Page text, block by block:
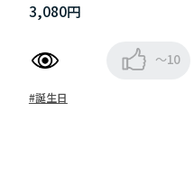
3,080円
～10
#誕生日